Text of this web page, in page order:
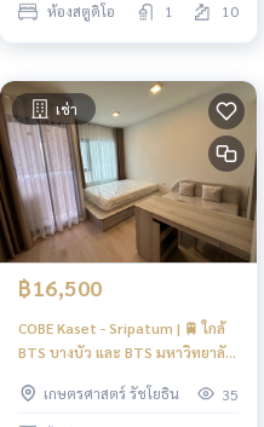
ห้องสตูดิโอ 1 10
เช่า
฿16,500
COBE Kaset - Sripatum | 🚆 ใกล้
BTS บางบัว และ BTS มหาวิทยาลัย
เกษตรศาสตร์ รัชโยธิน
35